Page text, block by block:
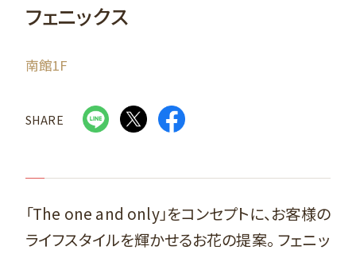
フェニックス
南館1F
SHARE
「The one and only」をコンセプトに、お客様の
ライフスタイルを輝かせるお花の提案。 フェニッ